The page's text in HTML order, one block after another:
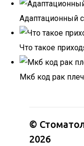
Адаптационный
Что такое
Мкб код рак
©
2026